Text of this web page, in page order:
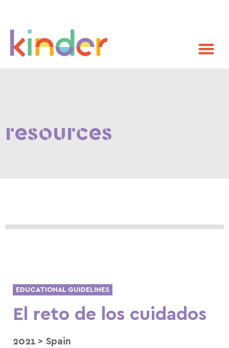
resources
EDUCATIONAL GUIDELINES
El reto de los cuidados
2021 > Spain